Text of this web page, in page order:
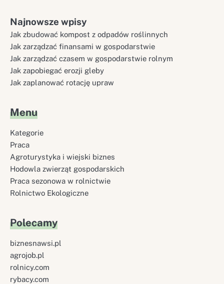
Najnowsze wpisy
Jak zbudować kompost z odpadów roślinnych
Jak zarządzać finansami w gospodarstwie
Jak zarządzać czasem w gospodarstwie rolnym
Jak zapobiegać erozji gleby
Jak zaplanować rotację upraw
Menu
Kategorie
Praca
Agroturystyka i wiejski biznes
Hodowla zwierząt gospodarskich
Praca sezonowa w rolnictwie
Rolnictwo Ekologiczne
Polecamy
biznesnawsi.pl
agrojob.pl
rolnicy.com
rybacy.com